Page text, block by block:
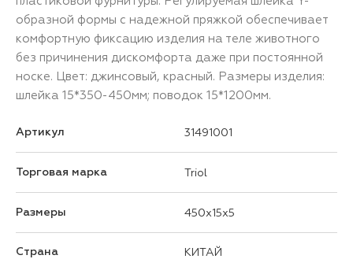
образной формы с надежной пряжкой обеспечивает
комфортную фиксацию изделия на теле животного
без причинения дискомфорта даже при постоянной
носке. Цвет: джинсовый, красный. Размеры изделия:
шлейка 15*350-450мм; поводок 15*1200мм.
Артикул 31491001
Торговая марка Triol
Размеры 450x15x5
Страна КИТАЙ